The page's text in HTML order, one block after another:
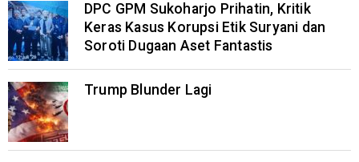
DPC GPM Sukoharjo Prihatin, Kritik
Keras Kasus Korupsi Etik Suryani dan
Soroti Dugaan Aset Fantastis
Trump Blunder Lagi